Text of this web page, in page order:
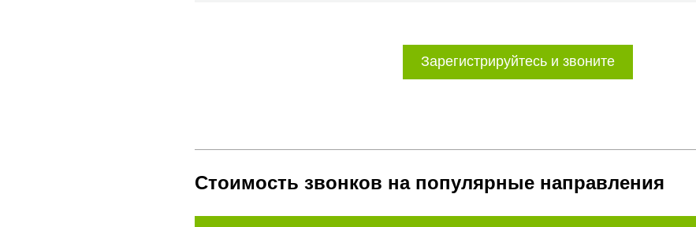
Зарегистрируйтесь и звоните
Стоимость звонков на популярные направления